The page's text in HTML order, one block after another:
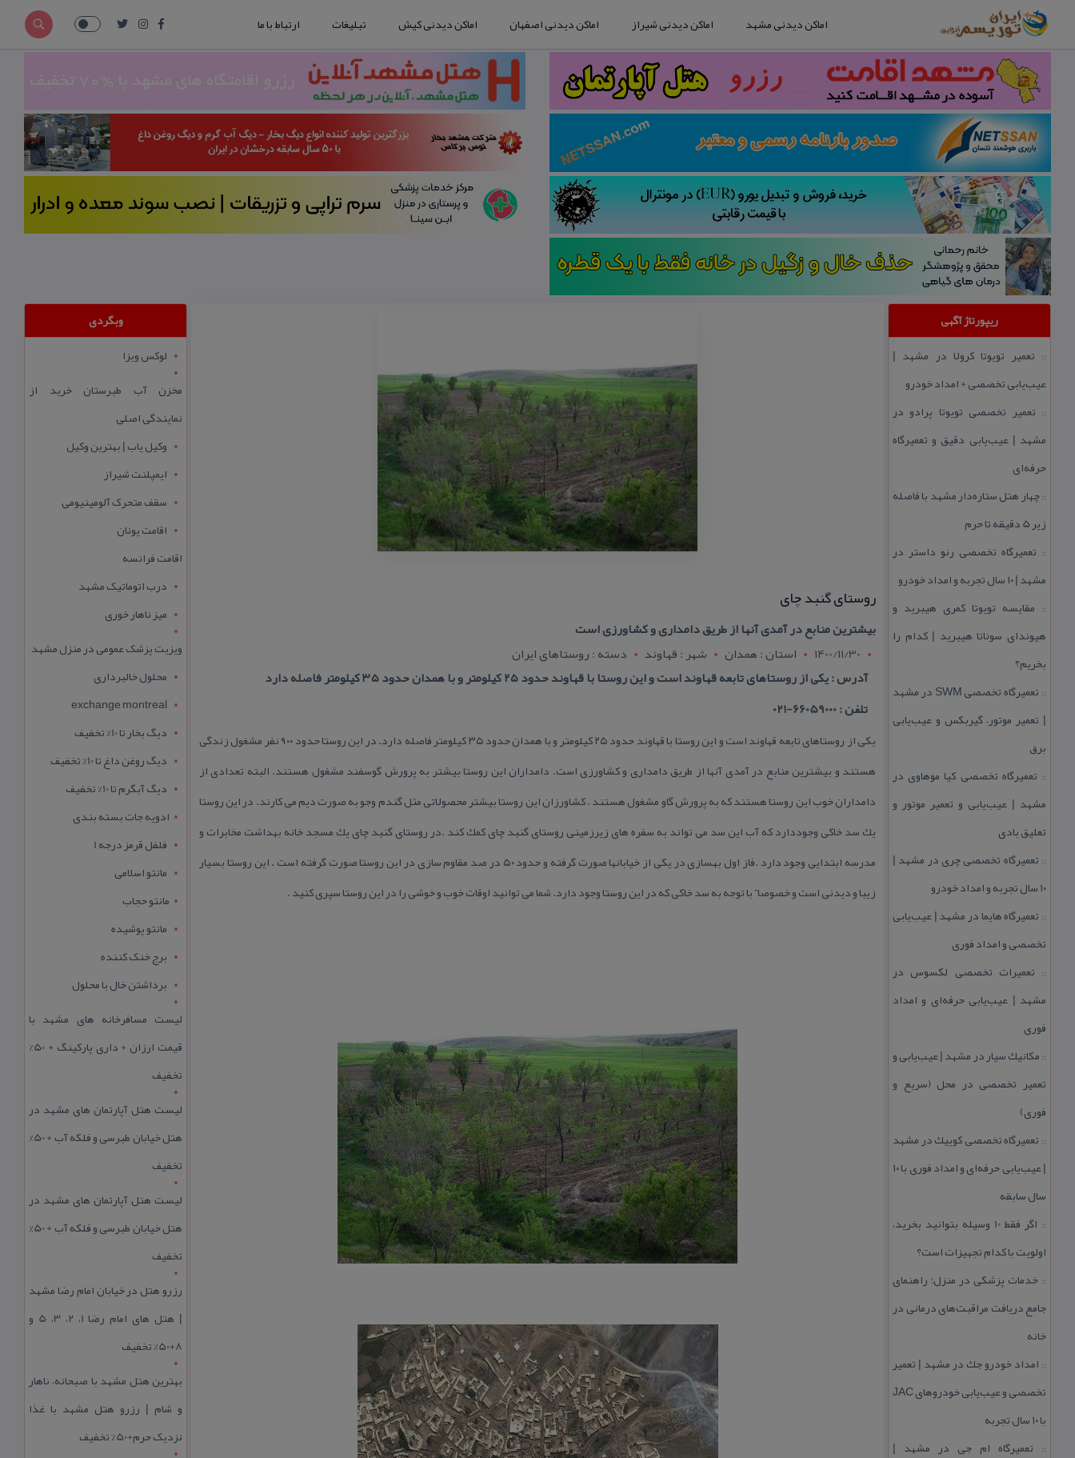
اماکن دیدنی مشهد اماکن دیدنی شیراز اماکن دیدنی اصفهان اماکن دیدنی کیش تبلیغات ارتباط با ما
ریپورتاژ آگهی
:: تعمیر تویوتا كرولا در مشهد |
عیب‌یابی تخصصی + امداد خودرو
:: تعمیر تخصصی تویوتا پرادو در
مشهد | عیب‌یابی دقیق و تعمیرگاه
حرفه‌ای
::چهار هتل‌ ستاره‌دار مشهد با فاصله
زیر 5 دقیقه تا حرم
:: تعمیرگاه تخصصی رنو داستر در
مشهد | ۱۰ سال تجربه و امداد خودرو
:: مقایسه تویوتا كمری هیبرید و
هیوندای سوناتا هیبرید | كدام را
بخریم؟
::
تعمیرگاه تخصصی SWM در مشهد
| تعمیر موتور، گیربكس و عیب‌یابی
برق
:: تعمیرگاه تخصصی كیا موهاوی در
مشهد | عیب‌یابی و تعمیر موتور و
تعلیق بادی
:: تعمیرگاه تخصصی چری در مشهد |
۱۰ سال تجربه و امداد خودرو
:: تعمیرگاه هایما در مشهد | عیب‌یابی
تخصصی و امداد فوری
:: تعمیرات تخصصی لكسوس در
مشهد | عیب‌یابی حرفه‌ای و امداد
فوری
:: مكانیك سیار در مشهد | عیب‌یابی و
تعمیر تخصصی در محل (سریع و
فوری)
:: تعمیرگاه تخصصی كوییك در مشهد
| عیب‌یابی حرفه‌ای و امداد فوری با ۱۰
سال سابقه
::
اگر فقط 10 وسیله بتوانید بخرید،
اولویت با كدام تجهیزات است؟
:: خدمات پزشكی در منزل؛ راهنمای
جامع دریافت مراقبت‌های درمانی در
خانه
:: امداد خودرو جك در مشهد | تعمیر
تخصصی و عیب‌یابی خودروهای JAC
با ۱۰ سال تجربه
:: تعمیرگاه ام جی در مشهد |
روستای گنبد چای
بیشترین منابع در آمدی آنها از طریق دامداری و كشاورزی است
1400/11/30
استان : همدان شهر : قهاوند
دسته : روستاهای ایران
آدرس : یكی از روستاهای تابعه قهاوند است و این روستا با قهاوند حدود ۲۵ كیلومتر و با همدان حدود ۳۵ كیلومتر فاصله دارد
تلفن : 66059000-021
یكی از روستاهای تابعه قهاوند است و این روستا با قهاوند حدود ۲۵ كیلومتر و با همدان حدود ۳۵ كیلومتر فاصله دارد. در این روستا حدود ۹۰۰ نفر مشغول زندگی
هستند و بیشترین منابع در آمدی آنها از طریق دامداری و كشاورزی است. دامداران این روستا بیشتر به پرورش گوسفند مشغول هستند. البته تعدادی از
دامداران خوب این روستا هستند كه به پرورش گاو مشغول هستند . كشاورزان این روستا بیشتر محصولاتی مثل گندم وجو به صورت دیم می كارند. در این روستا
یك سد خاكی وجوددارد كه آب این سد می تواند به سفره های زیرزمینی روستای گنبد چای كمك كند .در روستای گنبد چای یك مسجد خانه بهداشت مخابرات و
مدرسه ابتدایی وجود دارد .فاز اول بهسازی در یكی از خیابانها صورت گرفته و حدود ۵۰ در صد مقاوم سازی در این روستا صورت گرفته است . این روستا بسیار
زیبا و دیدنی است و خصوصا” با توجه به سد خاكی كه در این روستا وجود دارد. شما می توانید اوقات خوب و خوشی را در این روستا سپری كنید .
وبگردی
لوکس ویزا
مخزن آب طبرستان خرید از
نمایندگی اصلی
وکیل یاب | بهترین وکیل
ایمپلنت شیراز
سقف متحرک آلومینیومی
اقامت یونان
اقامت فرانسه
درب اتوماتیک مشهد
میز ناهار خوری
ویزیت پزشک عمومی در منزل مشهد
محلول خالبرداری
exchange montreal
دیگ بخار تا 10% تخفیف
دیگ روغن داغ تا 10% تخفیف
دیگ آبگرم تا 10% تخفیف
ادویه جات بسته بندی
فلفل قرمز درجه 1
مانتو اسلامی
مانتو حجاب
مانتو پوشیده
برج خنک کننده
برداشتن خال با محلول
لیست مسافرخانه های مشهد با
قیمت ارزان + داری پارکینگ + 50%
تخفیف
لیست هتل آپارتمان های مشهد در
هتل خیابان طبرسی و فلکه آب + 50%
تخفیف
لیست هتل آپارتمان های مشهد در
هتل خیابان طبرسی و فلکه آب + 50%
تخفیف
رزرو هتل در خیابان امام رضا مشهد
| هتل‌ های امام رضا 1، 2، 3، 5 و
8+50% تخفیف
بهترین هتل مشهد با صبحانه، ناهار
و شام | رزرو هتل مشهد با غذا
نزدیک حرم+50% تخفیف